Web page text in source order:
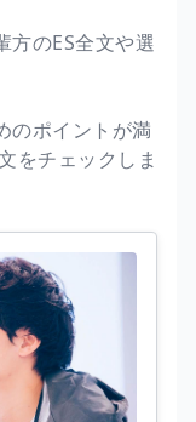
方のES全文や選
のポイントが満
をチェックしま